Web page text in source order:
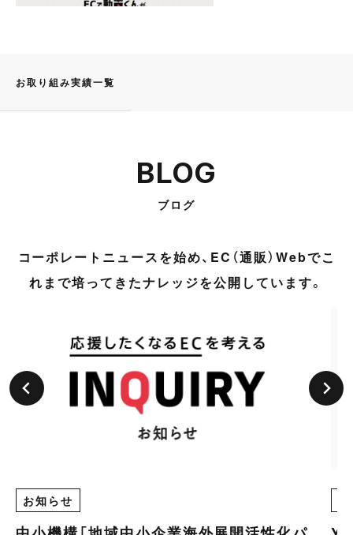
お取り組み実績一覧
BLOG
ブログ
コーポレートニュースを始め、EC（通販）Webでこ
れまで培ってきたナレッジを公開しています。
お知らせ